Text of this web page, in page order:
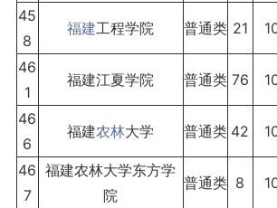
45
8
福建工程学院 普通类 21
46
1
福建江夏学院 普通类 76
46
6
福建农林大学 普通类 42
46
7
福建农林大学东方学
院
普通类 8